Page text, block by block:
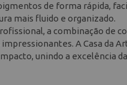
de forma rápida,
mais fluido e organizado.
a combinação de
A Casa da
unindo a excelência